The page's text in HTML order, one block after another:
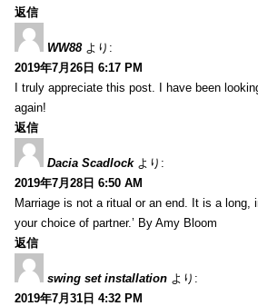
返信
WW88 より:
2019年7月26日 6:17 PM
I truly appreciate this post. I have been
again!
返信
Dacia Scadlock より:
2019年7月28日 6:50 AM
Marriage is not a ritual or an end. It is a
your choice of partner.’ By Amy Bloom
返信
swing set installation より:
2019年7月31日 4:32 PM